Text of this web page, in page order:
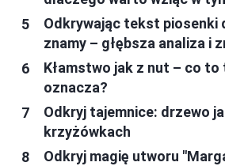
Odkrywając tekst piosenki
znamy – głębsza analiza i
Kłamstwo jak z nut – co to
oznacza?
Odkryj tajemnice: drzewo
krzyżówkach
Odkryj magię utworu